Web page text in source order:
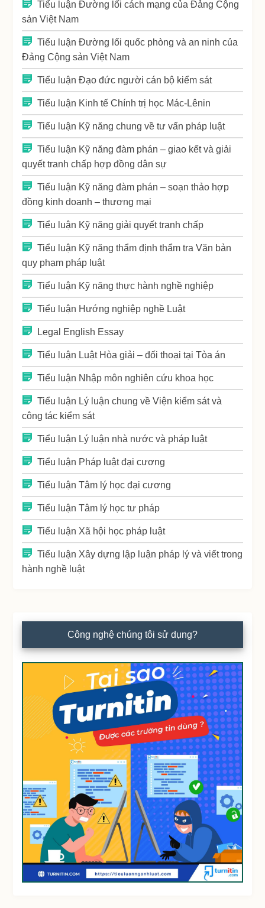
Tiểu luận Đường lối cách mạng của Đảng Cộng
sản Việt Nam
Tiểu luận Đường lối quốc phòng và an ninh của
Đảng Cộng sản Việt Nam
Tiểu luận Đạo đức người cán bộ kiểm sát
Tiểu luận Kinh tế Chính trị học Mác-Lênin
Tiểu luận Kỹ năng chung về tư vấn pháp luật
Tiểu luận Kỹ năng đàm phán – giao kết và giải
quyết tranh chấp hợp đồng dân sự
Tiểu luận Kỹ năng đàm phán – soạn thảo hợp
đồng kinh doanh – thương mại
Tiểu luận Kỹ năng giải quyết tranh chấp
Tiểu luận Kỹ năng thẩm định thẩm tra Văn bản
quy phạm pháp luật
Tiểu luận Kỹ năng thực hành nghề nghiệp
Tiểu luận Hướng nghiệp nghề Luật
Legal English Essay
Tiểu luận Luật Hòa giải – đối thoại tại Tòa án
Tiểu luận Nhập môn nghiên cứu khoa học
Tiểu luận Lý luận chung về Viện kiểm sát và
công tác kiểm sát
Tiểu luận Lý luận nhà nước và pháp luật
Tiểu luận Pháp luật đại cương
Tiểu luận Tâm lý học đại cương
Tiểu luận Tâm lý học tư pháp
Tiểu luận Xã hội học pháp luật
Tiểu luận Xây dựng lập luận pháp lý và viết trong
hành nghề luật
Công nghệ chúng tôi sử dụng?